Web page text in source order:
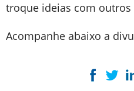
troque ideias com
Acompanhe abaixo a